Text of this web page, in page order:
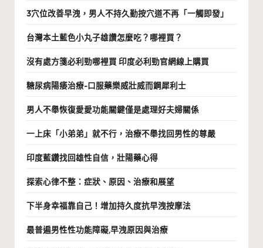
3穴位改善早洩，男人不持久勤按穴道不再「一觸即發」
台灣本土藍色小丸子雄讚怎麼吃？哪裡買？
沒有處方箋必利勁哪裡買 印度必利勁官網線上購買
糖尿病陽痿治療-口服藥樂威壯威而鋼犀利士
男人不舉恢復愛愛功能關鍵僅是處理好夫婦關係
一上床「小弟弟」就不行，治療不舉找回男性的尊嚴
印度藍鑽找回雄性自信，壯陽藥心得
探索心律不整：症狀、原因、治療和展望
下半身幸福靠自己！增加持久度抗早洩按摩法
最普遍男性性功能障礙,早洩原因與治療